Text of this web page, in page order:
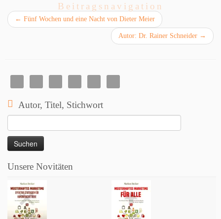
Beitragsnavigation
← Fünf Wochen und eine Nacht von Dieter Meier
Autor: Dr. Rainer Schneider →
Autor, Titel, Stichwort
nach:
Unsere Novitäten